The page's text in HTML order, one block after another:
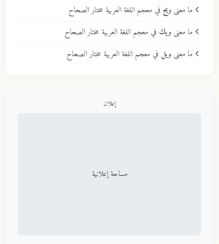
ما معنى ويحفي معجم اللغة العربية مختار الصحاح
ما معنى ويك في معجم اللغة العربية مختار الصحاح
ما معنى ويل في معجم اللغة العربية مختار الصحاح
إعلان
مساحة إعلانية